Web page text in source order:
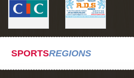
SPORTSREGIONS